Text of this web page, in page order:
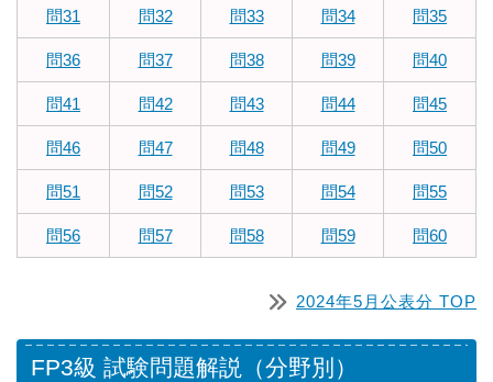
問31 問32 問33 問34 問35
問36 問37 問38 問39 問40
問41 問42 問43 問44 問45
問46 問47 問48 問49 問50
問51 問52 問53 問54 問55
問56 問57 問58 問59 問60
2024年5月公表分 TOP
FP3級 試験問題解説（分野別）